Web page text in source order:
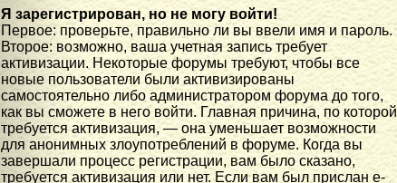
Я зарегистрирован, но не могу войти!
Первое: проверьте, правильно ли вы ввели имя и пароль.
Второе: возможно, ваша учетная запись требует
активизации. Некоторые форумы требуют, чтобы все
новые пользователи были активизированы
самостоятельно либо администратором форума до того,
как вы сможете в него войти. Главная причина, по которой
требуется активизация, — она уменьшает возможности
для анонимных злоупотреблений в форуме. Когда вы
завершали процесс регистрации, вам было сказано,
требуется активизация или нет. Если вам был прислан e-